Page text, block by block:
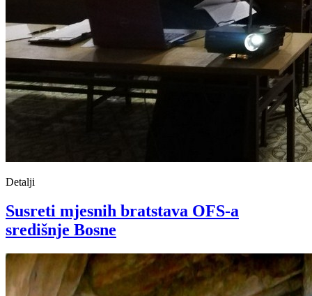
Detalji
Susreti mjesnih bratstava OFS-a
središnje Bosne